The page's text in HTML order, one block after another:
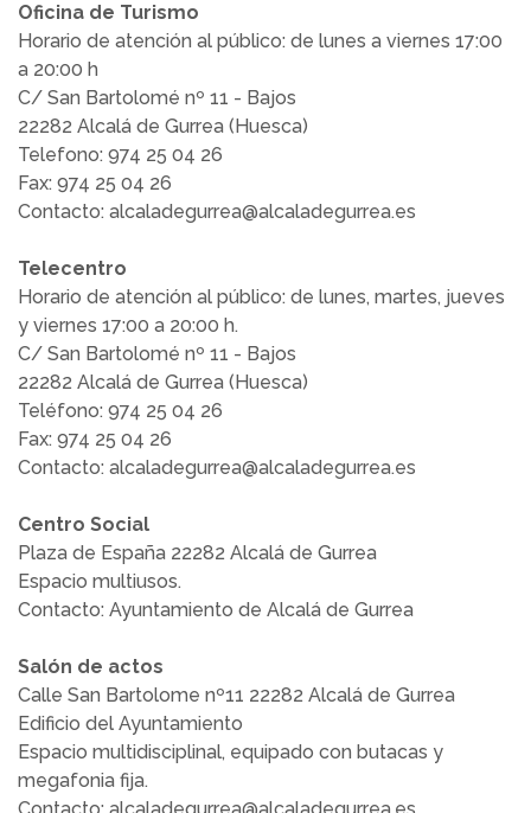
Oficina de Turismo
Horario de atención al público: de lunes a viernes 17:00
a 20:00 h
C/ San Bartolomé nº 11 - Bajos
22282 Alcalá de Gurrea (Huesca)
Telefono: 974 25 04 26
Fax: 974 25 04 26
Contacto: alcaladegurrea@alcaladegurrea.es
Telecentro
Horario de atención al público: de lunes, martes, jueves
y viernes 17:00 a 20:00 h.
C/ San Bartolomé nº 11 - Bajos
22282 Alcalá de Gurrea (Huesca)
Teléfono: 974 25 04 26
Fax: 974 25 04 26
Contacto: alcaladegurrea@alcaladegurrea.es
Centro Social
Plaza de España 22282 Alcalá de Gurrea
Espacio multiusos.
Contacto: Ayuntamiento de Alcalá de Gurrea
Salón de actos
Calle San Bartolome nº11 22282 Alcalá de Gurrea
Edificio del Ayuntamiento
Espacio multidisciplinal, equipado con butacas y
megafonia fija.